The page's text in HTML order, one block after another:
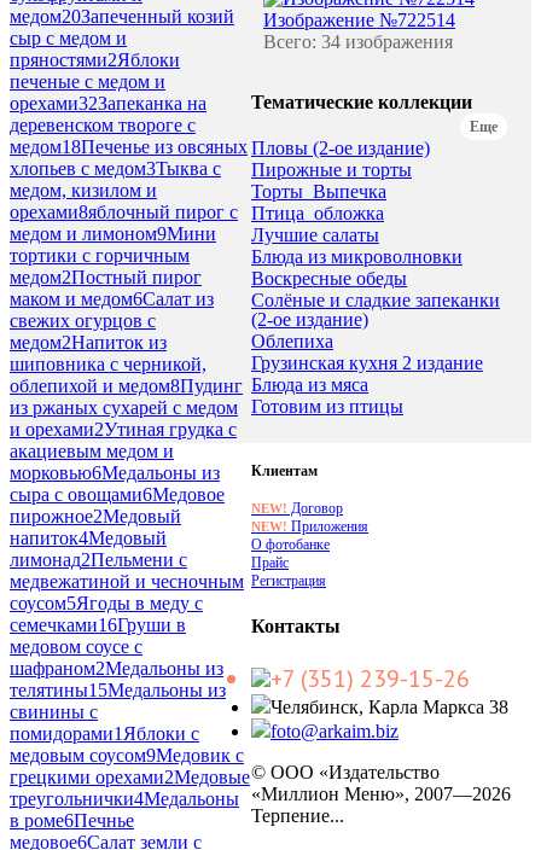
медом20Запеченный козий
сыр с медом и
пряностями2Яблоки
печеные с медом и
орехами32Запеканка на
деревенском твороге с
медом18Печенье из овсяных
хлопьев с медом3Тыква с
медом, кизилом и
орехами8яблочный пирог с
медом и лимоном9Мини
тортики с горчичным
медом2Постный пирог
маком и медом6Салат из
свежих огурцов с
медом2Напиток из
шиповника с черникой,
облепихой и медом8Пудинг
из ржаных сухарей с медом
и орехами2Утиная грудка с
акациевым медом и
морковью6Медальоны из
сыра с овощами6Медовое
пирожное2Медовый
напиток4Медовый
лимонад2Пельмени с
медвежатиной и чесночным
соусом5Ягоды в меду с
семечками16Груши в
медовом соусе с
шафраном2Медальоны из
телятины15Медальоны из
свинины с
помидорами1Яблоки с
медовым соусом9Медовик с
грецкими орехами2Медовые
треугольнички4Медальоны
в роме6Печнье
медовое6Салат земли с
Изображение №722514
Всего: 34 изображения
Тематические коллекции
Еще
Пловы (2-ое издание)
Пирожные и торты
Торты_Выпечка
Птица_обложка
Лучшие салаты
Блюда из микроволновки
Воскресные обеды
Солёные и сладкие запеканки
(2-ое издание)
Облепиха
Грузинская кухня 2 издание
Блюда из мяса
Готовим из птицы
Клиентам
NEW! Договор
NEW! Приложения
О фотобанке
Прайс
Регистрация
Контакты
+7 (351) 239-15-26
Челябинск, Карла Маркса 38
foto@arkaim.biz
© ООО «Издательство
«Миллион Меню», 2007—2026
Терпение...